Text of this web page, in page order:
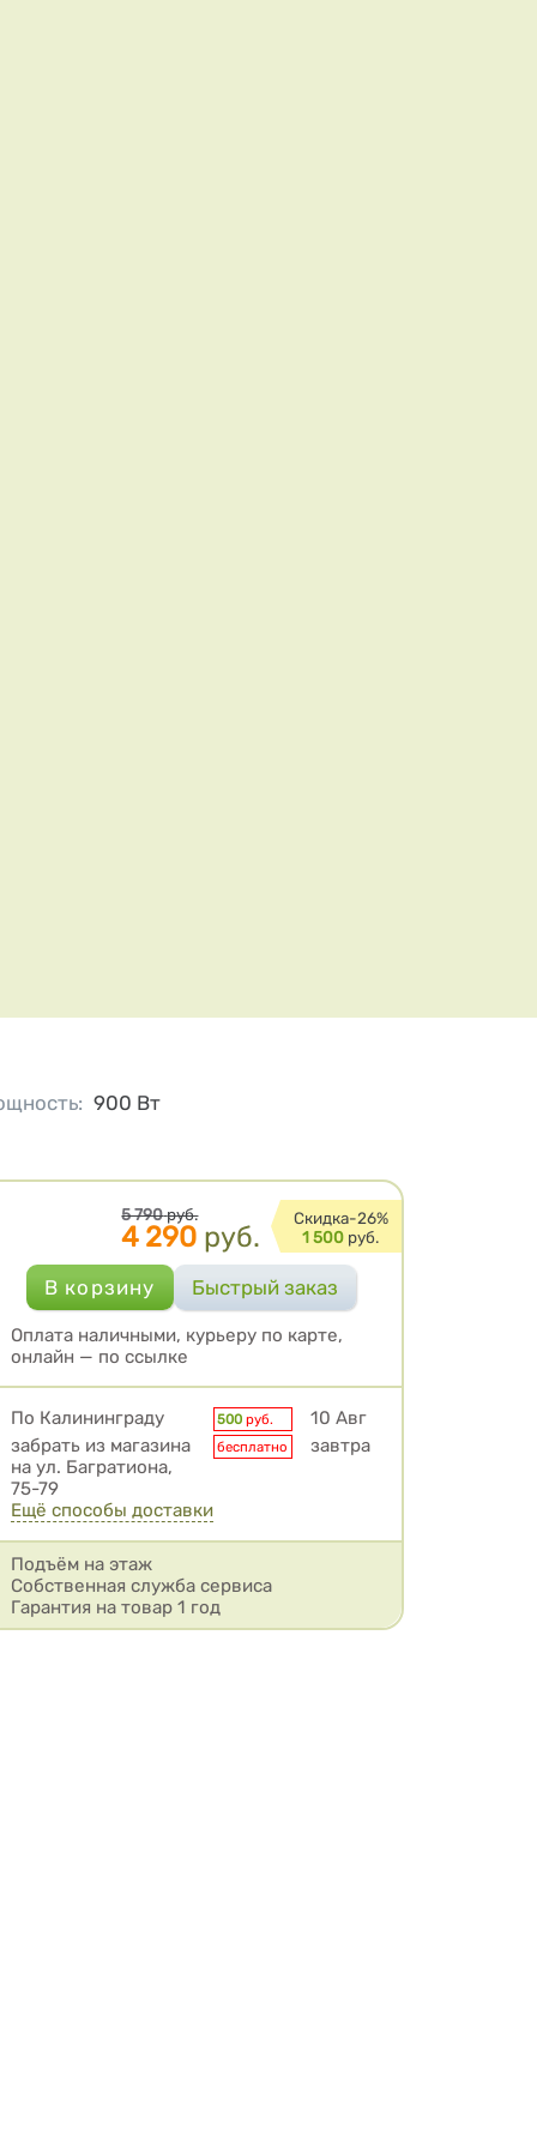
Цена
5 790руб.
4 290 руб.
Cкидка-26%
1 500 руб.
Оплата наличными, курьеру по карте,
онлайн — по ссылке
Условия доставки
По Калининграду 500 руб.
10 Авг
забрать из магазина
на ул. Багратиона,
75-79
бесплатно завтра
Ещё способы доставки
Подъём на этаж
Собственная служба сервиса
Гарантия на товар 1 год
: 900 Вт